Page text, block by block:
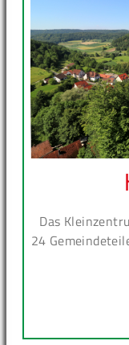
Das
24